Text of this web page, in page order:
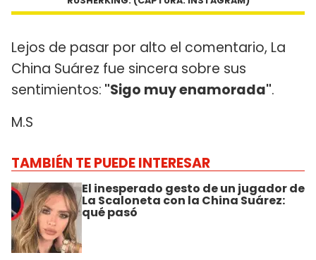
Lejos de pasar por alto el comentario, La
China Suárez fue sincera sobre sus
sentimientos: "Sigo muy enamorada".
M.S
TAMBIÉN TE PUEDE INTERESAR
El inesperado gesto de un jugador de
La Scaloneta con la China Suárez:
qué pasó